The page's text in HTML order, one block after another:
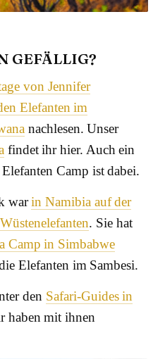
GEFÄLLIG?
von Jennifer
Elefanten im
nachlesen. Unser
findet ihr hier. Auch ein
Camp ist dabei.
warin Namibia auf der
. Sie hat
Camp in Simbabwe
Elefanten im Sambesi.
den Safari-Guides in
haben mit ihnen